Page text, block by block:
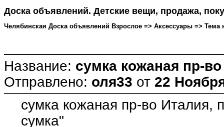
Доска объявлений. Детские вещи, продажа,
Челябинская Доска объявлений Взрослое => Аксессуары => Тема
Название: сумка кожаная пр-
Отправлено: оля33 от 22
сумка кожаная пр-во Италия,
сумка"